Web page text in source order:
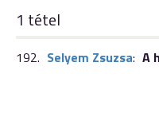
1 tétel
192. Selyem Zsuzsa: A